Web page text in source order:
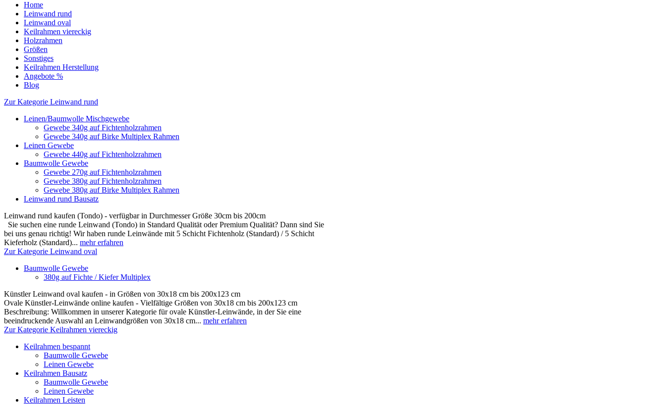
Home
Leinwand rund
Leinwand oval
Keilrahmen viereckig
Holzrahmen
Größen
Sonstiges
Keilrahmen Herstellung
Angebote %
Blog
Zur Kategorie Leinwand rund
Leinen/Baumwolle Mischgewebe
Gewebe 340g auf Fichtenholzrahmen
Gewebe 340g auf Birke Multiplex Rahmen
Leinen Gewebe
Gewebe 440g auf Fichtenholzrahmen
Baumwolle Gewebe
Gewebe 270g auf Fichtenholzrahmen
Gewebe 380g auf Fichtenholzrahmen
Gewebe 380g auf Birke Multiplex Rahmen
Leinwand rund Bausatz
Leinwand rund kaufen (Tondo) - verfügbar in Durchmesser Größe 30cm bis 200cm
Sie suchen eine runde Leinwand (Tondo) in Standard Qualität oder Premium Qualität? Dann sind Sie
bei uns genau richtig! Wir haben runde Leinwände mit 5 Schicht Fichtenholz (Standard) / 5 Schicht
Kieferholz (Standard)... mehr erfahren
Zur Kategorie Leinwand oval
Baumwolle Gewebe
380g auf Fichte / Kiefer Multiplex
Künstler Leinwand oval kaufen - in Größen von 30x18 cm bis 200x123 cm
Ovale Künstler-Leinwände online kaufen - Vielfältige Größen von 30x18 cm bis 200x123 cm
Beschreibung: Willkommen in unserer Kategorie für ovale Künstler-Leinwände, in der Sie eine
beeindruckende Auswahl an Leinwandgrößen von 30x18 cm... mehr erfahren
Zur Kategorie Keilrahmen viereckig
Keilrahmen bespannt
Baumwolle Gewebe
Leinen Gewebe
Keilrahmen Bausatz
Baumwolle Gewebe
Leinen Gewebe
Keilrahmen Leisten